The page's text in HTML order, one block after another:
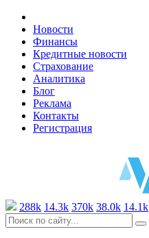
Новости
Финансы
Кредитные новости
Страхование
Аналитика
Блог
Реклама
Контакты
Регистрация
288k 14.3k 370k 38.0k 14.1k